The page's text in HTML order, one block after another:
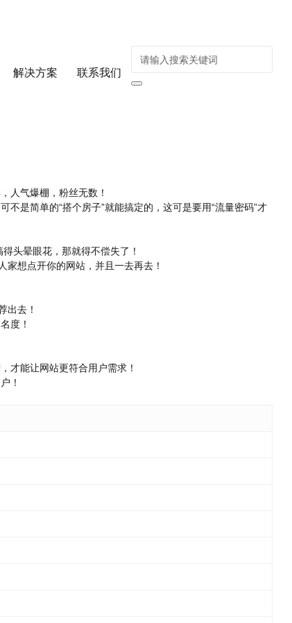
解决方案 联系我们
人气爆棚，粉丝无数！
是简单的“搭个房子”就能搞定的，这可是要用“流量密码”才
头晕眼花，那就得不偿失了！
家想点开你的网站，并且一去再去！
出去！
度！
才能让网站更符合用户需求！
！